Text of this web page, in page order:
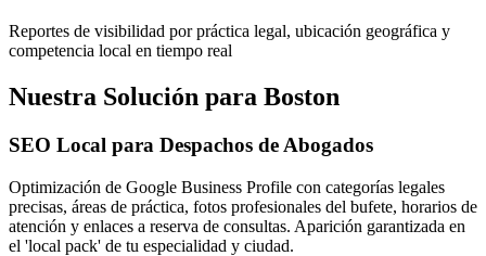
Reportes de visibilidad por práctica legal, ubicación geográfica y
competencia local en tiempo real
Nuestra Solución para Boston
SEO Local para Despachos de Abogados
Optimización de Google Business Profile con categorías legales
precisas, áreas de práctica, fotos profesionales del bufete, horarios de
atención y enlaces a reserva de consultas. Aparición garantizada en
el 'local pack' de tu especialidad y ciudad.